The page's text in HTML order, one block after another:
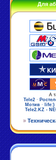
Для
А
Tele2 ·
Мотив · life:)
Tele2.KZ -
»